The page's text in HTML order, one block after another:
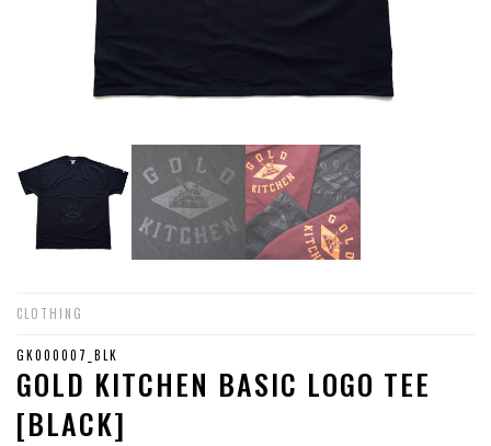
CLOTHING
GK000007_BLK
GOLD KITCHEN BASIC LOGO TEE
[BLACK]